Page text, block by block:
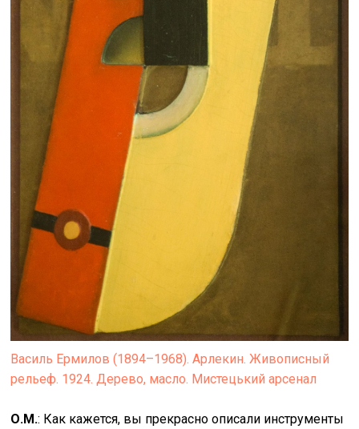
Василь Ермилов (1894–1968). Арлекин. Живописный
рельеф. 1924. Дерево, масло. Мистецький арсенал
О.М.: Как кажется, вы прекрасно описали инструменты